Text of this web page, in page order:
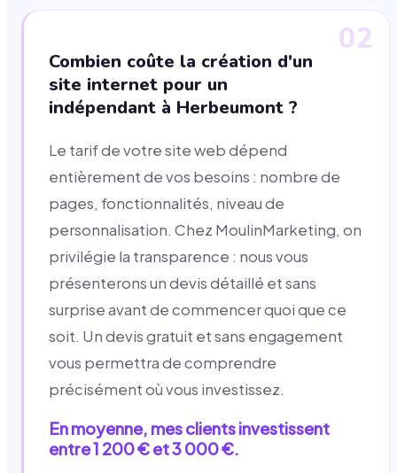
02
Combien coûte la création d'un
site internet pour un
indépendant à Herbeumont ?
Le tarif de votre site web dépend
entièrement de vos besoins : nombre de
pages, fonctionnalités, niveau de
personnalisation. Chez MoulinMarketing, on
privilégie la transparence : nous vous
présenterons un devis détaillé et sans
surprise avant de commencer quoi que ce
soit. Un devis gratuit et sans engagement
vous permettra de comprendre
précisément où vous investissez.
En moyenne, mes clients investissent
entre 1 200 € et 3 000 €.